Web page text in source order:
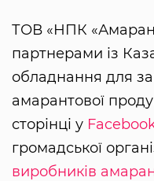
ТОВ «НПК
партнерами із
обладнання для
амарантової
сторінці у
громадської
виробників